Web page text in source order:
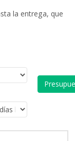
la entrega, que